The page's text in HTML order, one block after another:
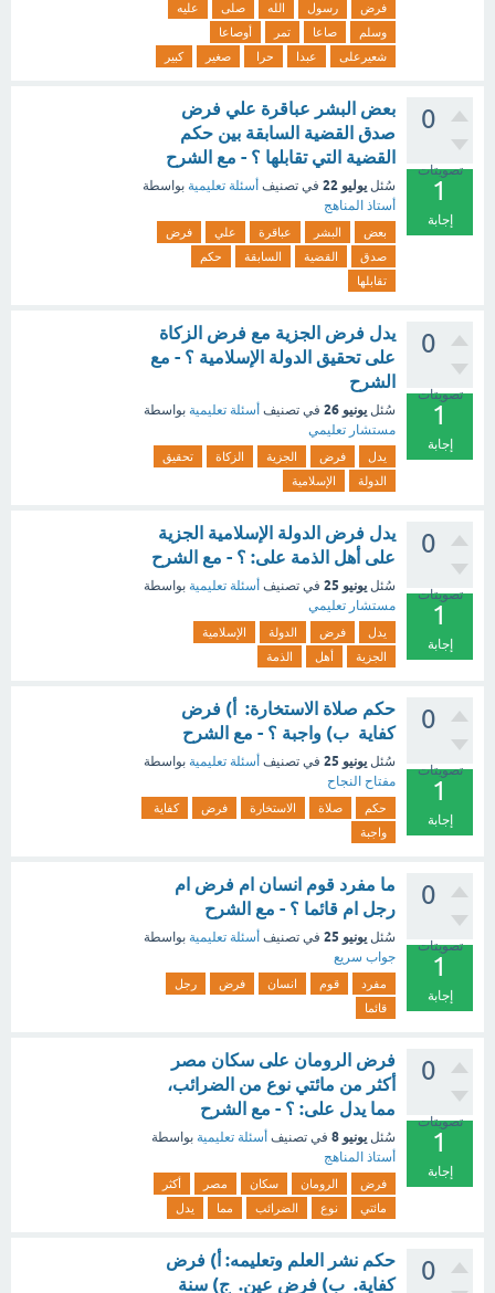
فرض رسول الله صلى
عليه
وسلم
صاعا تمر
أوصاعا
شعيرعلى
عبدا حرا صغير كبير
0
تصويتات
1
إجابة
بعض البشر عباقرة علي فرض
صدق القضية السابقة بين حكم
القضية التي تقابلها ؟ - مع الشرح
سُئل يوليو 22 في تصنيف أسئلة تعليمية بواسطة
أستاذ المناهج
بعض البشر عباقرة علي
فرض
صدق
القضية السابقة
حكم
تقابلها
0
تصويتات
1
إجابة
يدل فرض الجزية مع فرض الزكاة
على تحقيق الدولة الإسلامية ؟ - مع
الشرح
سُئل يونيو 26 في تصنيف أسئلة تعليمية بواسطة
مستشار تعليمي
يدل فرض الجزية الزكاة
تحقيق
الدولة
الإسلامية
0
تصويتات
1
إجابة
يدل فرض الدولة الإسلامية الجزية
على أهل الذمة على: ؟ - مع الشرح
سُئل يونيو 25 في تصنيف أسئلة تعليمية بواسطة
مستشار تعليمي
يدل فرض الدولة
الإسلامية
الجزية
أهل الذمة
0
تصويتات
1
إجابة
حكم صلاة الاستخارة: أ) فرض
كفاية ب) واجبة ؟ - مع الشرح
سُئل يونيو 25 في تصنيف أسئلة تعليمية بواسطة
مفتاح النجاح
حكم صلاة الاستخارة فرض
كفاية
واجبة
0
تصويتات
1
إجابة
ما مفرد قوم انسان ام فرض ام
رجل ام قائما ؟ - مع الشرح
سُئل يونيو 25 في تصنيف أسئلة تعليمية بواسطة
جواب سريع
مفرد قوم انسان فرض
رجل
قائما
0
تصويتات
1
إجابة
فرض الرومان على سكان مصر
أكثر من مائتي نوع من الضرائب،
مما يدل على: ؟ - مع الشرح
سُئل يونيو 8 في تصنيف أسئلة تعليمية بواسطة
أستاذ المناهج
فرض الرومان سكان مصر
أكثر
مائتي
نوع الضرائب مما يدل
0
حكم نشر العلم وتعليمه: أ) فرض
كفاية. ب) فرض عين. ج) سنة